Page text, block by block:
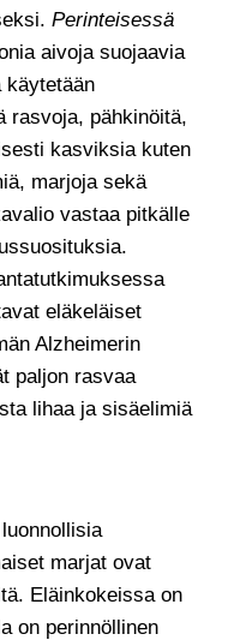
Perinteisessä
aivoja suojaavia
käytetään
rasvoja, pähkinöitä,
kasviksia kuten
marjoja sekä
vastaa pitkälle
eläkeläiset
Alzheimerin
paljon rasvaa
lihaa ja sisäelimiä
marjat ovat
Eläinkokeissa on
on perinnöllinen